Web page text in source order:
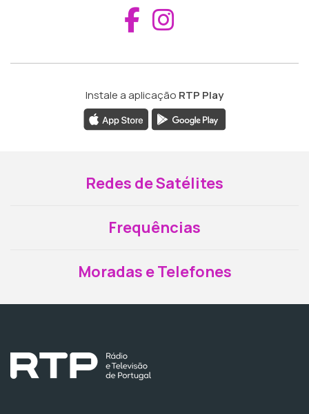
Aceder ao
Instale a aplicação RTP Play
Redes de Satélites
Frequências
Moradas e Telefones